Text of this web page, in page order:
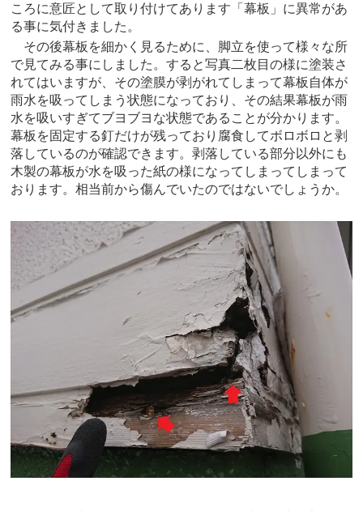
ころに意匠として取り付けてあります「幕板」に異常があ
る事に気付きました。
その後幕板を細かく見るために、脚立を使って様々な所
で見てみる事にしました。すると写真二枚目の様に塗装さ
れてはいますが、その塗膜が剥がれてしまって幕板自体が
雨水を吸ってしまう状態になっており、その結果幕板が雨
水を吸いすぎてブヨブヨな状態であることが分かります。
幕板を固定する釘だけが残っており腐食してボロボロと剥
落しているのが確認できます。剥落している部分以外にも
木製の幕板が水を吸った紙の様になってしまってしまって
おります。相当前から傷んでいたのではないでしょうか。